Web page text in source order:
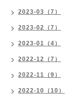
2023-03（7）
2023-02（7）
2023-01（4）
2022-12（7）
2022-11（9）
2022-10（10）